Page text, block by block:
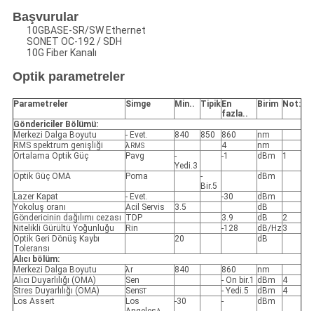
Başvurular
10GBASE-SR/SW Ethernet
SONET OC-192 / SDH
10G Fiber Kanalı
Optik parametreler
Parametreler Simge Min.. Tipik En
fazla..
Birim Not:
Göndericiler Bölümü:
Merkezi Dalga Boyutu
- Evet. 840 850 860
nm
RMS spektrum genişliği
λ RMS 4
nm
Ortalama Optik Güç
Pavg
-
Yedi.3
-1 dBm 1
Optik Güç OMA Poma
-
Bir.5
dBm
Lazer Kapat - Evet. -30
dBm
Yokoluş oranı
Acil Servis 3.5
dB
Göndericinin dağılımı cezası TDP 3.9 dB
2
Nitelikli Gürültü Yoğunluğu
Rin -128 dB/Hz3
Optik Geri Dönüş Kaybı
Toleransı
20 dB
Alıcı bölüm:
Merkezi Dalga Boyutu
λr 840 860
nm
Alıcı Duyarlılığı (OMA)
Sen - On bir.1 dBm
4
Stres Duyarlılığı (OMA)
SenST - Yedi.5 dBm
4
Los Assert
Los
-30 - dBm